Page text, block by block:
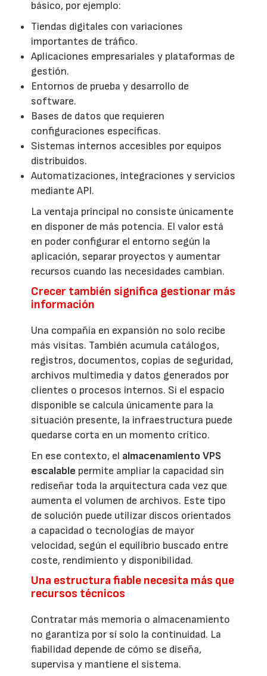
básico, por ejemplo:
Tiendas digitales con variaciones
importantes de tráfico.
Aplicaciones empresariales y plataformas de
gestión.
Entornos de prueba y desarrollo de
software.
Bases de datos que requieren
configuraciones específicas.
Sistemas internos accesibles por equipos
distribuidos.
Automatizaciones, integraciones y servicios
mediante API.
La ventaja principal no consiste únicamente
en disponer de más potencia. El valor está
en poder configurar el entorno según la
aplicación, separar proyectos y aumentar
recursos cuando las necesidades cambian.
Crecer también significa gestionar más
información
Una compañía en expansión no solo recibe
más visitas. También acumula catálogos,
registros, documentos, copias de seguridad,
archivos multimedia y datos generados por
clientes o procesos internos. Si el espacio
disponible se calcula únicamente para la
situación presente, la infraestructura puede
quedarse corta en un momento crítico.
En ese contexto, el almacenamiento VPS
escalable permite ampliar la capacidad sin
rediseñar toda la arquitectura cada vez que
aumenta el volumen de archivos. Este tipo
de solución puede utilizar discos orientados
a capacidad o tecnologías de mayor
velocidad, según el equilibrio buscado entre
coste, rendimiento y disponibilidad.
Una estructura fiable necesita más que
recursos técnicos
Contratar más memoria o almacenamiento
no garantiza por sí solo la continuidad. La
fiabilidad depende de cómo se diseña,
supervisa y mantiene el sistema.